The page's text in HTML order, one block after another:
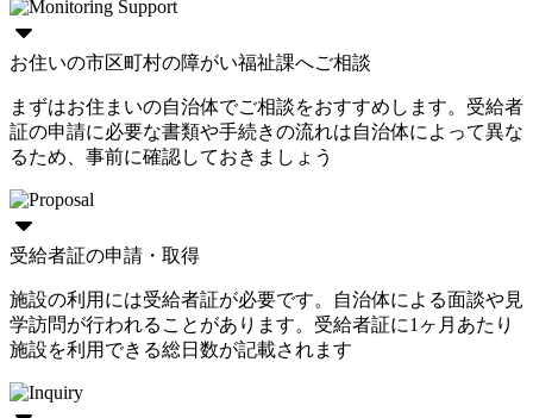
お住いの市区町村の障がい福祉課へご相談
まずはお住まいの自治体でご相談をおすすめします。受給者
証の申請に必要な書類や手続きの流れは自治体によって異な
るため、事前に確認しておきましょう
受給者証の申請・取得
施設の利用には受給者証が必要です。自治体による面談や見
学訪問が行われることがあります。受給者証に1ヶ月あたり
施設を利用できる総日数が記載されます